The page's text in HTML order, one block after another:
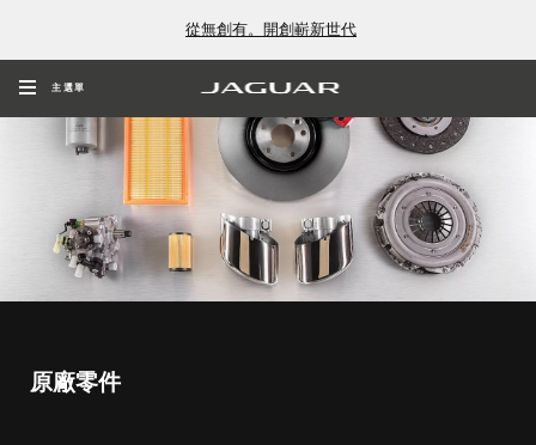
從無創有。開創嶄新世代
主選單
原廠零件